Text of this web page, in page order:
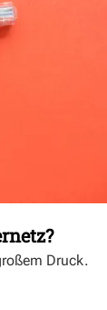
Druck.